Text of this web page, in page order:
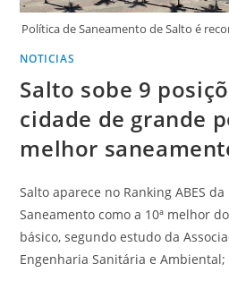
Política de Saneamento de Salto é
NOTICIAS
Salto sobe 9
cidade de grande
melhor
Salto aparece no Ranking ABES
Saneamento como a 10ª melhor
básico, segundo estudo da
Engenharia Sanitária e